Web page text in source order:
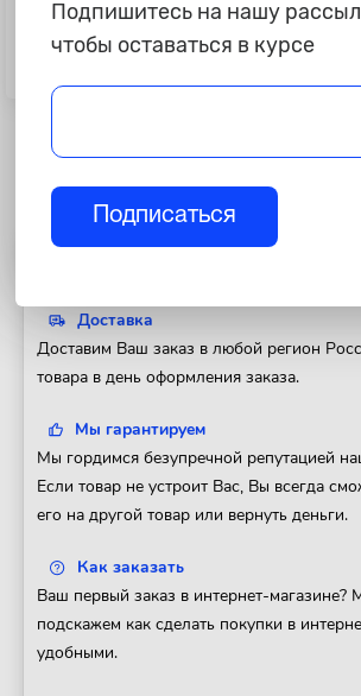
6 590 ₽ 2 690 ₽
Свечи
Доставка
Доставим Ваш заказ в любой регион
товара в день оформления заказа.
Мы гарантируем
Мы гордимся безупречной репутацией
Если товар не устроит Вас, Вы всегда
его на другой товар или вернуть деньги.
Как заказать
Ваш первый заказ в интернет-магазине?
подскажем как сделать покупки в
удобными.
Подпишитесь на нашу
чтобы оставаться в курсе
Подписаться